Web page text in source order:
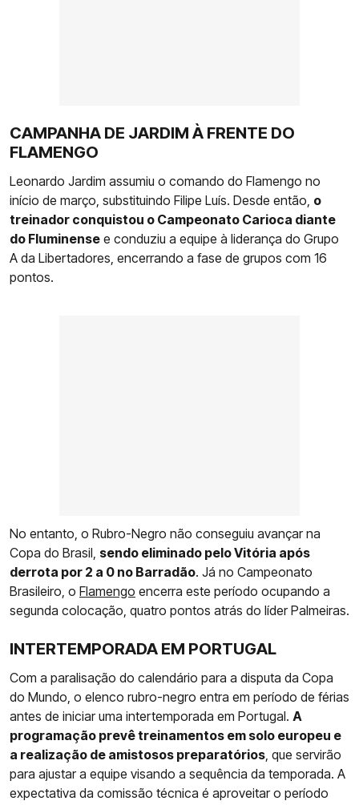
CAMPANHA DE JARDIM À FRENTE DO
FLAMENGO
Leonardo Jardim assumiu o comando do Flamengo no
início de março, substituindo Filipe Luís. Desde então, o
treinador conquistou o Campeonato Carioca diante
do Fluminense e conduziu a equipe à liderança do Grupo
A da Libertadores, encerrando a fase de grupos com 16
pontos.
No entanto, o Rubro-Negro não conseguiu avançar na
Copa do Brasil, sendo eliminado pelo Vitória após
derrota por 2 a 0 no Barradão. Já no Campeonato
Brasileiro, o Flamengo encerra este período ocupando a
segunda colocação, quatro pontos atrás do líder Palmeiras.
INTERTEMPORADA EM PORTUGAL
Com a paralisação do calendário para a disputa da Copa
do Mundo, o elenco rubro-negro entra em período de férias
antes de iniciar uma intertemporada em Portugal. A
programação prevê treinamentos em solo europeu e
a realização de amistosos preparatórios , que servirão
para ajustar a equipe visando a sequência da temporada. A
expectativa da comissão técnica é aproveitar o período